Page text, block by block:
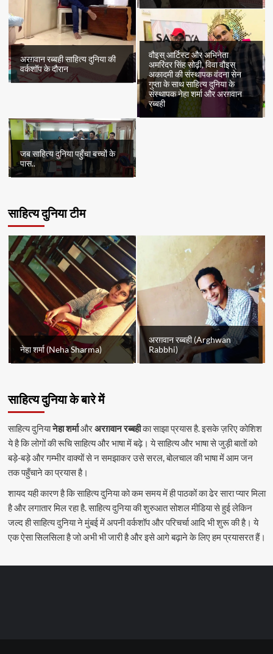
अरग़वान रब्बही साहित्य दुनिया की
वर्कशॉप के दौरान
वौइस् आर्टिस्ट और अभिनेता
अमरिंदर सिंह सोढ़ी, विवा वौइस्
अकादमी की संस्थापक वंदना सेन
गुप्ता के साथ साहित्य दुनिया के
संस्थापक नेहा शर्मा और अरग़वान
रब्बही
जब साहित्य दुनिया पहुँचा बच्चों के
पास..
साहित्य दुनिया टीम
नेहा शर्मा (Neha Sharma)
अरग़वान रब्बही (Arghwan
Rabbhi)
साहित्य दुनिया के बारे में
साहित्य दुनियानेहा शर्माऔरअरग़वान रब्बहीका साझा प्रयास है. इसके ज़रिए कोशिश
ये है कि लोगों की रूचि साहित्य और भाषा में बढ़े। ये साहित्य और भाषा से जुड़ी बातों को
बड़े-बड़े और गम्भीर वाक्यों से न समझाकर उसे सरल, बोलचाल की भाषा में आम जन
तक पहुँचाने का प्रयास है।
शायद यही कारण है कि साहित्य दुनिया को कम समय में ही पाठकों का ढेर सारा प्यार मिला
है और लगातार मिल रहा है. साहित्य दुनिया की शुरुआत सोशल मीडिया से हुई लेकिन
जल्द ही साहित्य दुनिया ने मुंबई में अपनी वर्कशॉप और परिचर्चा आदि भी शुरू की है। ये
एक ऐसा सिलसिला है जो अभी भी जारी है और इसे आगे बढ़ाने के लिए हम प्रयासरत हैं।